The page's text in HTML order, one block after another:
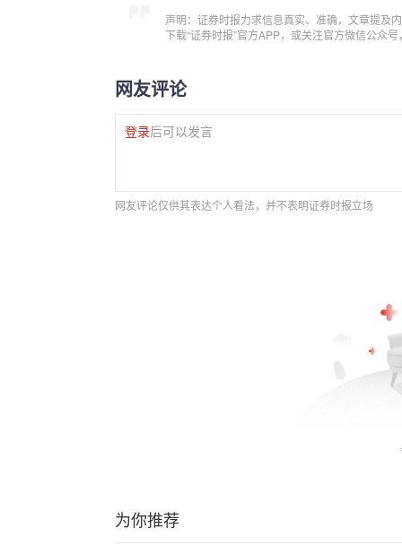
声明：证券时报力求信息真实、准确，文章提及
下载“证券时报”官方APP，或关注官方微信公众
网友评论
登录后可以发言
网友评论仅供其表达个人看法，并不表明证券时报立场
为你推荐